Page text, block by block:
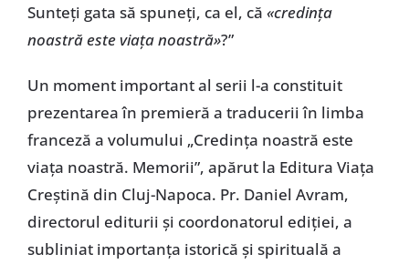
Sunteți gata să spuneți, ca el, că «credința
noastră este viața noastră»?”
Un moment important al serii l-a constituit
prezentarea în premieră a traducerii în limba
franceză a volumului „Credința noastră este
viața noastră. Memorii”, apărut la Editura Viața
Creștină din Cluj-Napoca. Pr. Daniel Avram,
directorul editurii și coordonatorul ediției, a
subliniat importanța istorică și spirituală a